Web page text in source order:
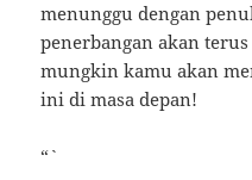
menunggu dengan
penerbangan akan
mungkin kamu akan
ini di masa depan!
“`